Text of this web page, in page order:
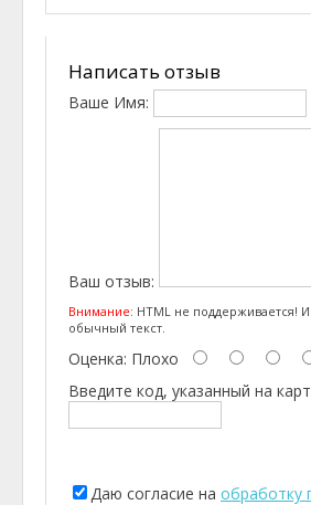
Написать отзыв
Ваше Имя:
Ваш отзыв:
Внимание: HTML не поддерживается!
обычный текст.
Оценка: Плохо
Введите код, указанный на
Даю согласие на обработку